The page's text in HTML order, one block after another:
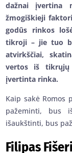
dažnai įvertina
žmogiškieji
godūs rinkos
tikroji – jie tuo
atvirkščiai,
vertos iš tikrųjų
įvertinta rinka.
Kaip sakė Romos
pažeminti, bus
išaukštinti, bus
Filipas